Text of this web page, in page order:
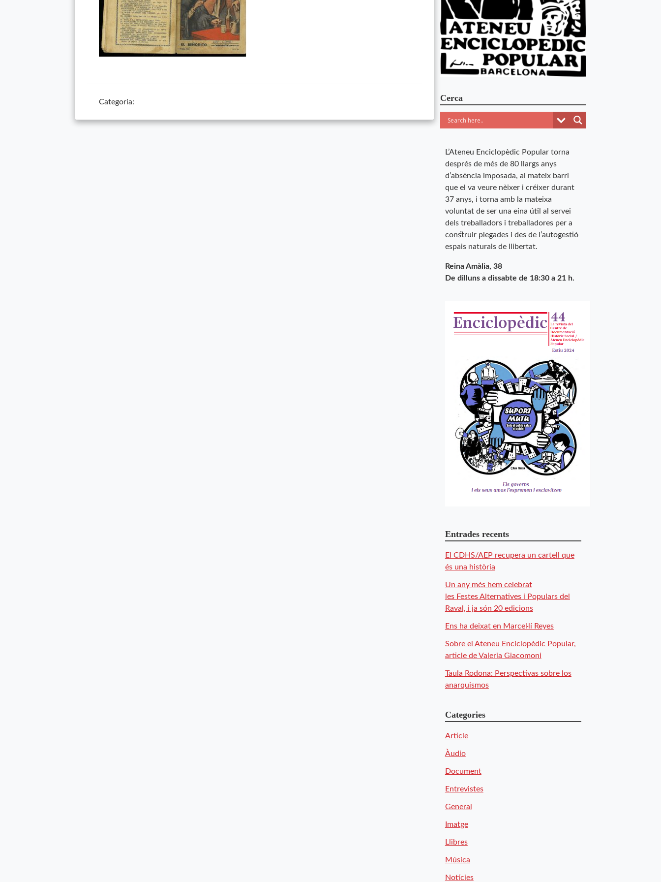
Categoria: Cerca
L’Ateneu Enciclopèdic Popular torna
després de més de 80 llargs anys
d’absència imposada, al mateix barri
que el va veure nèixer i créixer durant
37 anys, i torna amb la mateixa
voluntat de ser una eina útil al servei
dels treballadors i treballadores per a
construir plegades i des de l’autogestió
espais naturals de llibertat.
Reina Amàlia, 38
De dilluns a dissabte de 18:30 a 21 h.
Entrades recents
El CDHS/AEP recupera un cartell que
és una història
Un any més hem celebrat
les Festes Alternatives i Populars del
Raval, i ja són 20 edicions
Ens ha deixat en Marcel·lí Reyes
Sobre el Ateneu Enciclopèdic Popular,
article de Valeria Giacomoni
Taula Rodona: Perspectivas sobre los
anarquismos
Categories
Article
Àudio
Document
Entrevistes
General
Imatge
Llibres
Música
Notícies